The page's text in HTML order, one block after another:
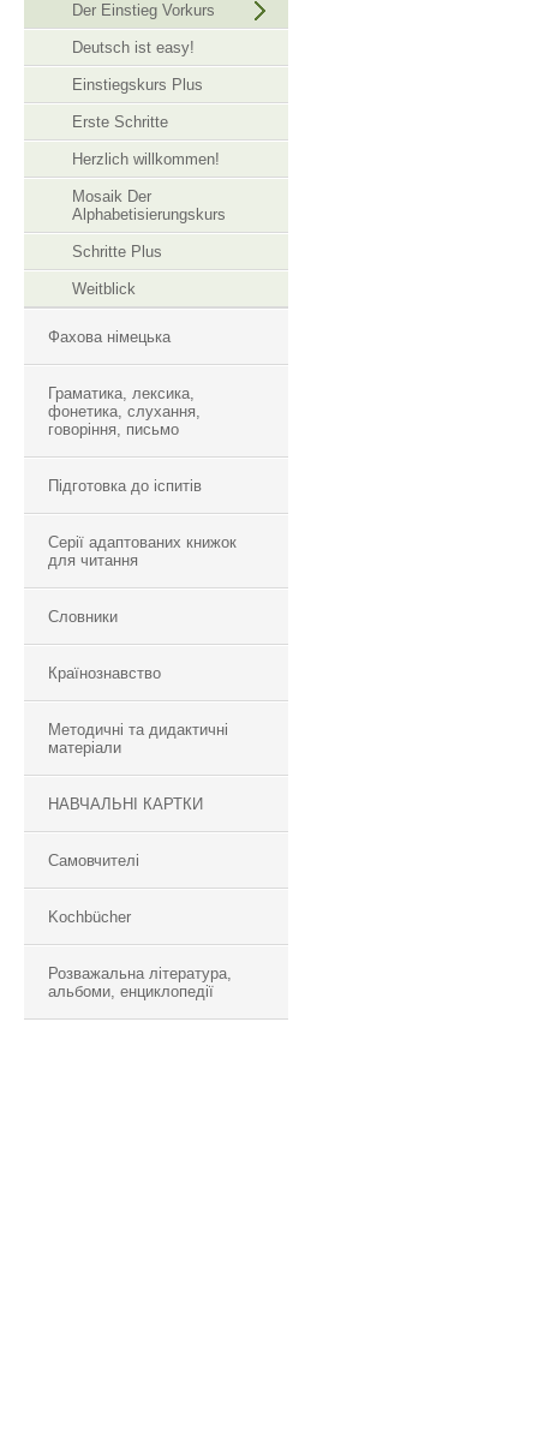
Der Einstieg Vorkurs
Deutsch ist easy!
Einstiegskurs Plus
Erste Schritte
Herzlich willkommen!
Mosaik Der
Alphabetisierungskurs
Schritte Plus
Weitblick
Фахова німецька
Граматика, лексика,
фонетика, слухання,
говоріння, письмо
Підготовка до іспитів
Серії адаптованих книжок
для читання
Словники
Країнознавство
Методичні та дидактичні
матеріали
НАВЧАЛЬНІ КАРТКИ
Самовчителі
Kochbücher
Розважальна література,
альбоми, енциклопедії